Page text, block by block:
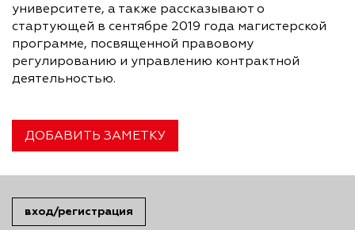
университете, а также рассказывают о
стартующей в сентябре 2019 года магистерской
программе, посвященной правовому
регулированию и управлению контрактной
деятельностью.
ДОБАВИТЬ ЗАМЕТКУ
вход/регистрация